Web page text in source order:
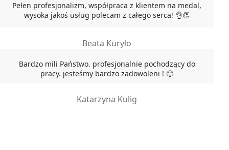
Pełen profesjonalizm, współpraca z klientem na medal,
wysoka jakoś usług polecam z całego serca! 👌👏
Beata Kuryło
Bardzo mili Państwo. profesjonalnie pochodzący do
pracy. jesteśmy bardzo zadowoleni ! 🙂
Katarzyna Kulig